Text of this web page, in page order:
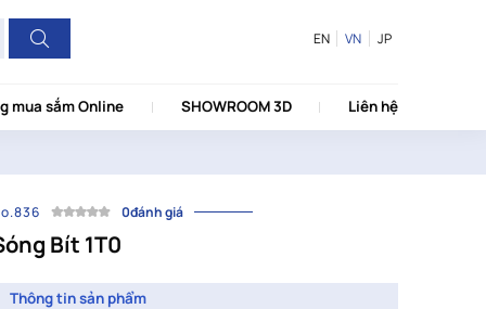
EN VN JP
mua sắm Online SHOWROOM 3D Liên hệ
0đánh giá
Bít 1T0
Thông tin sản phẩm